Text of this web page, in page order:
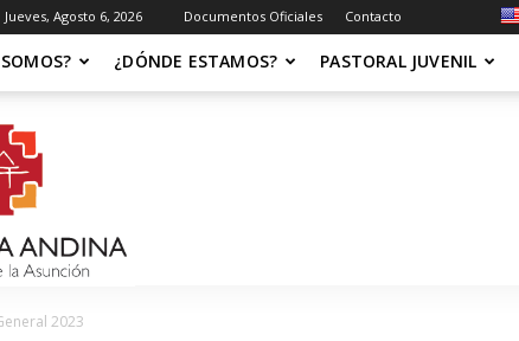
Jueves, Agosto 6, 2026 Documentos Oficiales Contacto
¿DÓNDE ESTAMOS? PASTORAL JUVENIL
2023